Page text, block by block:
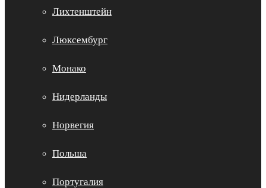
Лихтенштейн
Люксембург
Монако
Нидерланды
Норвегия
Польша
Португалия